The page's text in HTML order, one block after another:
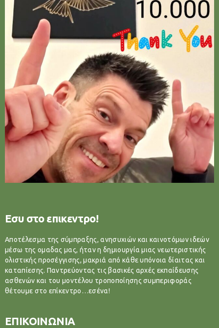
Εσυ στο επικεντρο!
Αποτέλεσμα της σύμπραξης, ανησυχιών και καινοτόμων ιδεών
μέσω της ομαδας μας, ήταν η δημιουργία μιας νεωτεριστικής
ολιστικής προσέγγισης, μακριά από κάθε υπόνοια δίαιτας και
καταπίεσης. Παντρεύοντας τις βασικές αρχές εκπαίδευσης
ασθενών και του μοντέλου τροποποίησης συμπεριφοράς
θέτουμε στο επίκεντρο…εσένα!
ΕΠΙΚΟΙΝΩΝΙΑ